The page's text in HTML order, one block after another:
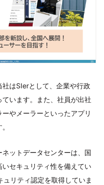
社はSIerとして、企業や行政
います。また、社員が出社
やメーラーといったアプリ
ットデータセンターは、国
セキュリティ性を備えてい
リティ認定を取得していま